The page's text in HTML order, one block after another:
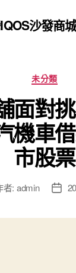
沙發商
分
類
未分類
面對
機車
市股票
者: admin
文